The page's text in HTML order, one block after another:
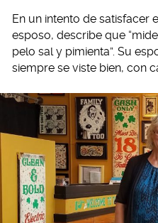
En un intento de satisfacer
esposo, describe que
pelo sal y pimienta”. Su
siempre se viste bien, con